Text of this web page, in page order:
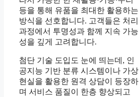
등을 통해 유품을 최대한 활용하는
방식을 선호합니다. 고객들은 처리
과정에서 투명성과 함께 지속 가능
성을 깊게 고려합니다.
첨단 기술 도입도 눈에 띄는데, 인
공지능 기반 분류 시스템이나 가상
현실을 활용한 원격 상담이 등장하
며 서비스 품질이 한층 향상되고